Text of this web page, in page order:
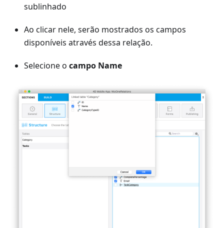
sublinhado
Ao clicar nele, serão mostrados os campos
disponíveis através dessa relação.
Selecione o campo Name